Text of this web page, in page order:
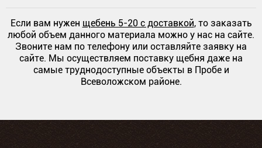
Если вам нужен щебень 5-20 с доставкой, то заказать
любой объем данного материала можно у нас на сайте.
Звоните нам по телефону или оставляйте заявку на
сайте. Мы осуществляем поставку щебня даже на
самые труднодоступные объекты в Пробе и
Всеволожском районе.